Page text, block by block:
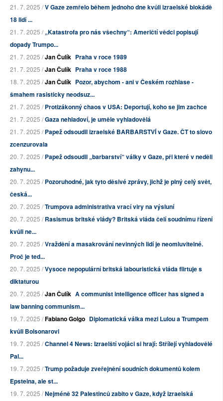
21. 7. 2025 /V Gaze zemřelo během jednoho dne kvůli izraelské blokádě
18 lidí ...
21. 7. 2025 /„Katastrofa pro nás všechny“: Američtí vědci popisují
dopady Trumpo...
21. 7. 2025 /Jan Čulík Praha v roce 1989
21. 7. 2025 /Jan Čulík Praha v roce 1988
18. 7. 2025 /Jan Čulík Pozor, abychom - ani v Českém rozhlase -
šmahem rasisticky neodsuz...
21. 7. 2025 /Protizákonný chaos v USA: Deportují, koho se jim zachce
21. 7. 2025 /Gaza nehladoví, je uměle vyhladovělá
21. 7. 2025 /Papež odsoudil izraelské BARBARSTVÍ v Gaze. ČT to slovo
zcenzurovala
20. 7. 2025 /Papež odsoudil „barbarství“ války v Gaze, při které v neděli
zahynu...
20. 7. 2025 /Pozoruhodné, jak tyto děsivé zprávy, jichž je plný celý svět,
česká...
20. 7. 2025 /Trumpova administrativa vrací viry na výsluní
20. 7. 2025 /Rasismus britské vlády? Britská vláda čelí soudnímu řízení
kvůli ne...
20. 7. 2025 /Vraždění a masakrování nevinných lidí je neomluvitelné.
Proč je ted...
20. 7. 2025 /Vysoce nepopulární britská labouristická vláda flirtuje s
diktaturou
20. 7. 2025 /Jan Čulík A communist intelligence officer has signed a
law banning communism...
19. 7. 2025 /Fabiano Golgo Diplomatická válka mezi Lulou a Trumpem
kvůli Bolsonarovi
19. 7. 2025 /Channel 4 News: Izraelští vojáci si hrají: Střílejí vyhladovělé
Pal...
19. 7. 2025 /Trump požaduje zveřejnění soudních dokumentů kolem
Epsteina, ale st...
19. 7. 2025 /Nejméně 32 Palestinců zabito v Gaze, když izraelská